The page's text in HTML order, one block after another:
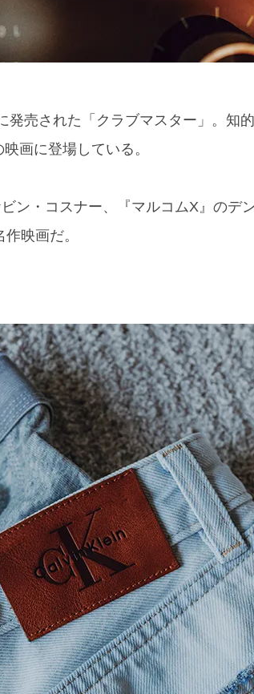
発売された「クラブマスター」。知
画に登場している。
ン・コスナー、『マルコムX』のデ
映画だ。